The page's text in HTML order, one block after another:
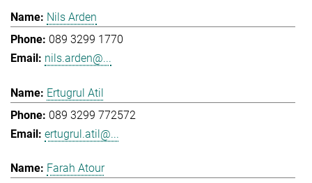
Nils Arden
089 3299 1770
nils.arden@...
Ertugrul Atil
089 3299 772572
ertugrul.atil@...
Farah Atour